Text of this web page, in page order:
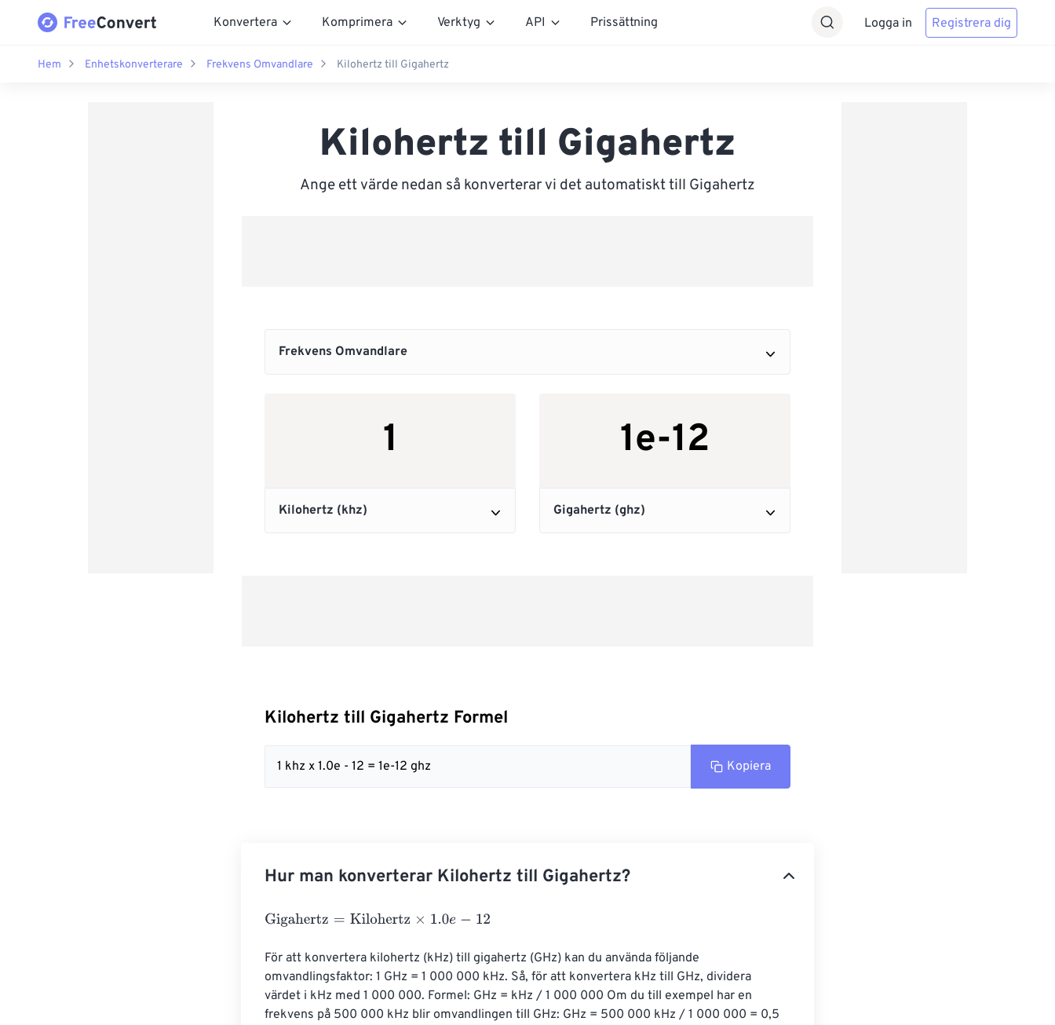
Konvertera Komprimera Verktyg API Prissättning Logga in Registrera dig
Hem Enhetskonverterare Frekvens Omvandlare Kilohertz till Gigahertz
Kilohertz till Gigahertz
Ange ett värde nedan så konverterar vi det automatiskt till Gigahertz
Kilohertz till Gigahertz Formel
1 khz x 1.0e - 12 = 1e-12 ghz Kopiera
Hur man konverterar Kilohertz till Gigahertz?
Gigahertz=Kilohertz×1.0e- 12
För att konvertera kilohertz (kHz) till gigahertz (GHz) kan du använda följande
omvandlingsfaktor: 1 GHz = 1 000 000 kHz. Så, för att konvertera kHz till GHz, dividera
värdet i kHz med 1 000 000. Formel: GHz = kHz / 1 000 000 Om du till exempel har en
frekvens på 500 000 kHz blir omvandlingen till GHz: GHz = 500 000 kHz / 1 000 000 = 0,5